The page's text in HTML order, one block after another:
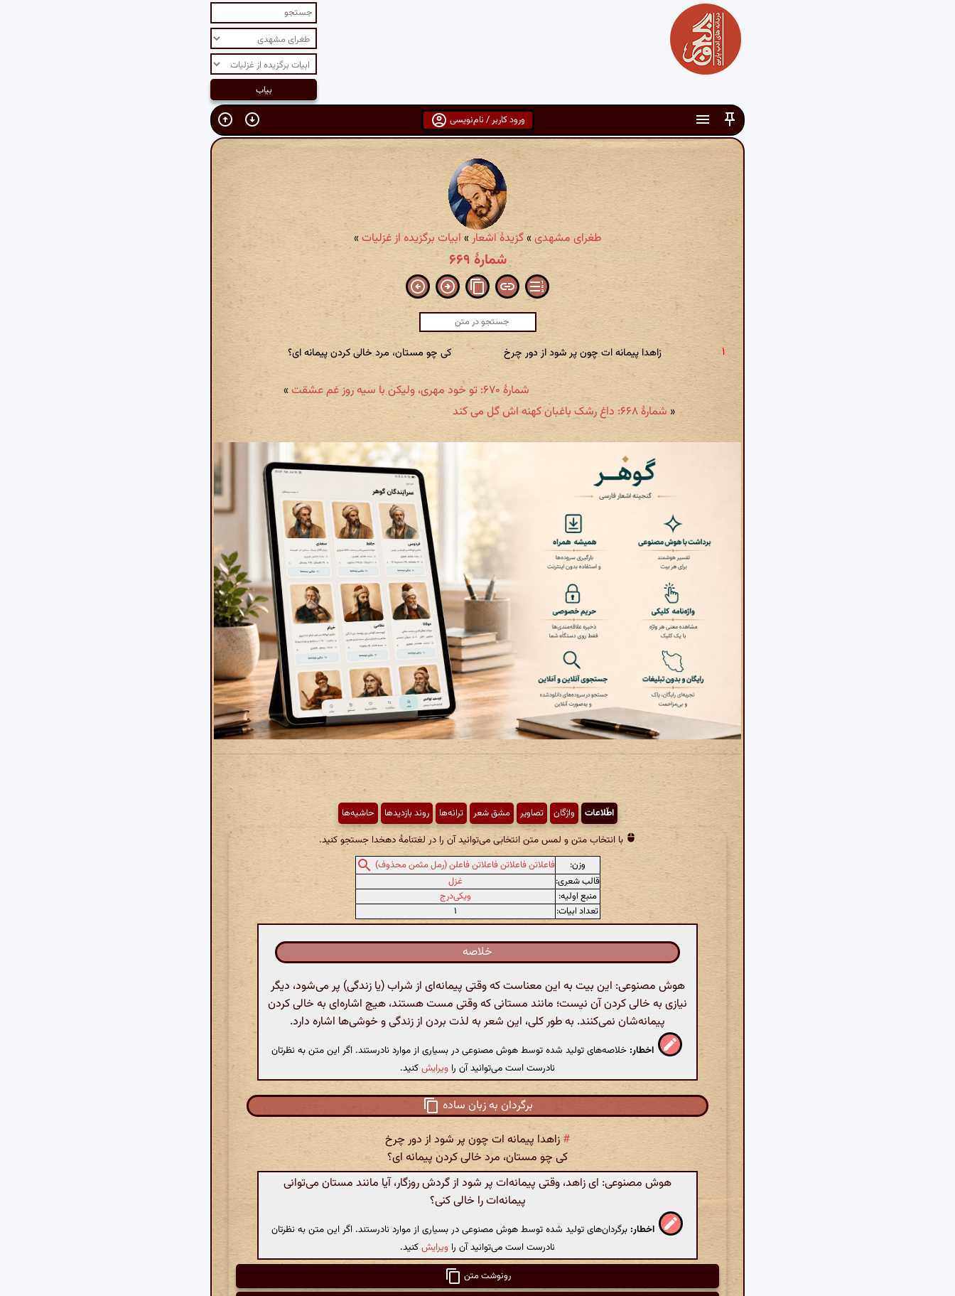
ورود کاربر / نام‌نویسی
طغرای مشهدی »گزیدهٔ اشعار» ابیات برگزیده از غزلیات»
شمارهٔ ۶۶۹
زاهدا پیمانه ات چون پر شود از دور چرخ کی چو مستان، مرد خالی کردن پیمانه ای؟
شمارهٔ ۶۷۰: تو خود مهری، ولیکن با سیه روز غم عشقت
»
« شمارهٔ ۶۶۸: داغ رشک باغبان کهنه اش گل می کند
اطّلاعات واژگان تصاویر مشق شعر ترانه‌ها روند بازدیدها حاشیه‌ها
با انتخاب متن و لمس متن انتخابی می‌توانید آن را در لغتنامهٔ دهخدا جستجو کنید.
وزن:
فاعلاتن فاعلاتن فاعلاتن فاعلن (رمل مثمن محذوف)
قالب شعری:
غزل
منبع اولیه:
ویکی‌درج
تعداد ابیات:
۱
خلاصه
هوش مصنوعی: این بیت به این معناست که وقتی پیمانه‌ای از شراب (یا زندگی) پر می‌شود، دیگر
نیازی به خالی کردن آن نیست؛ مانند مستانی که وقتی مست هستند، هیچ اشاره‌ای به خالی کردن
پیمانه‌شان نمی‌کنند. به طور کلی، این شعر به لذت بردن از زندگی و خوشی‌ها اشاره دارد.
اخطار: خلاصه‌های تولید شده توسط هوش مصنوعی در بسیاری از موارد نادرستند. اگر این متن به نظرتان
نادرست است می‌توانید آن را ویرایشکنید.
برگردان به زبان ساده
# زاهدا پیمانه ات چون پر شود از دور چرخ
کی چو مستان، مرد خالی کردن پیمانه ای؟
هوش مصنوعی: ای زاهد، وقتی پیمانه‌ات پر شود از گردش روزگار، آیا مانند مستان می‌توانی
پیمانه‌ات را خالی کنی؟
اخطار: برگردان‌های تولید شده توسط هوش مصنوعی در بسیاری از موارد نادرستند. اگر این متن به نظرتان
نادرست است می‌توانید آن را ویرایشکنید.
رونوشت متن